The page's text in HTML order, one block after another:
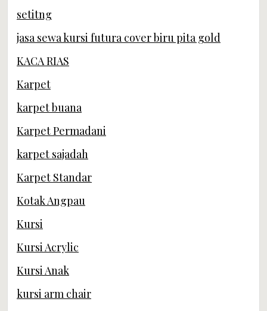
setitng
jasa sewa kursi futura cover biru pita gold
KACA RIAS
Karpet
karpet buana
Karpet Permadani
karpet sajadah
Karpet Standar
Kotak Angpau
Kursi
Kursi Acrylic
Kursi Anak
kursi arm chair